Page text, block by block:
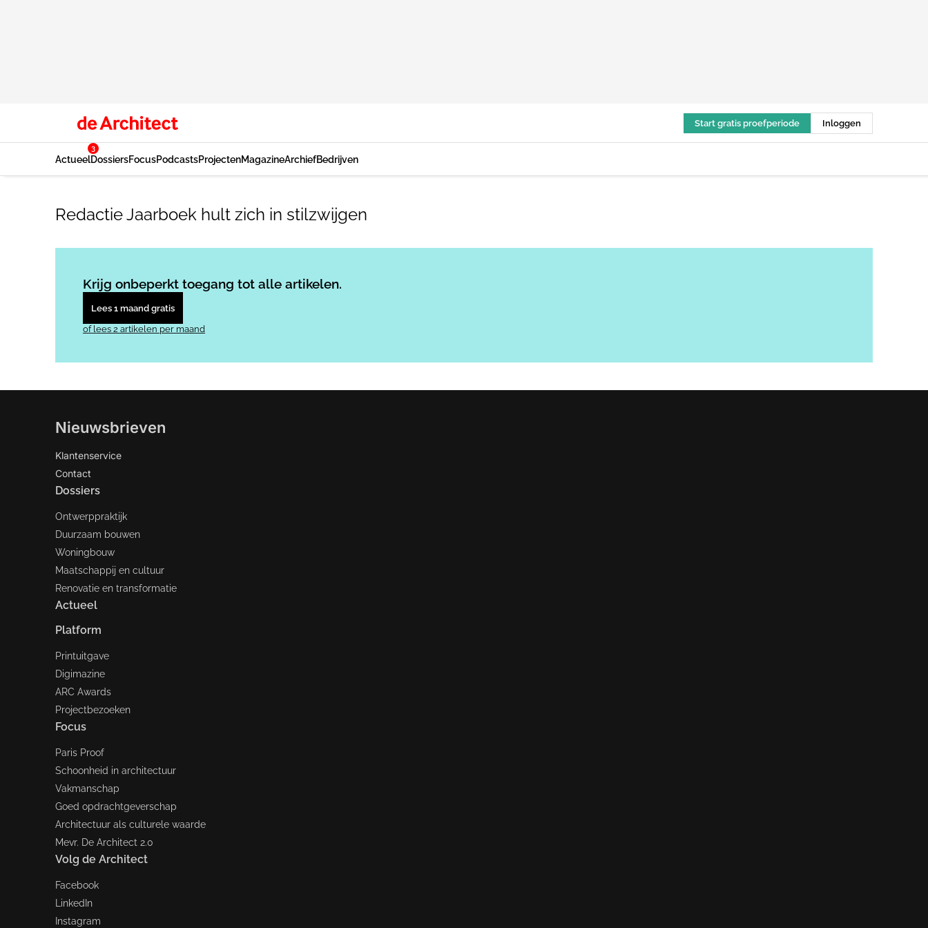
Start gratis proefperiode Inloggen
Actueel
3
DossiersFocusPodcastsProjectenMagazineArchiefBedrijven
Redactie Jaarboek hult zich in stilzwijgen
Krijg onbeperkt toegang tot alle artikelen.
Lees 1 maand gratis
of lees 2 artikelen per maand
Nieuwsbrieven
Klantenservice
Contact
Dossiers
Ontwerppraktijk
Duurzaam bouwen
Woningbouw
Maatschappij en cultuur
Renovatie en transformatie
Actueel
Platform
Printuitgave
Digimazine
ARC Awards
Projectbezoeken
Focus
Paris Proof
Schoonheid in architectuur
Vakmanschap
Goed opdrachtgeverschap
Architectuur als culturele waarde
Mevr. De Architect 2.0
Volg de Architect
Facebook
LinkedIn
Instagram